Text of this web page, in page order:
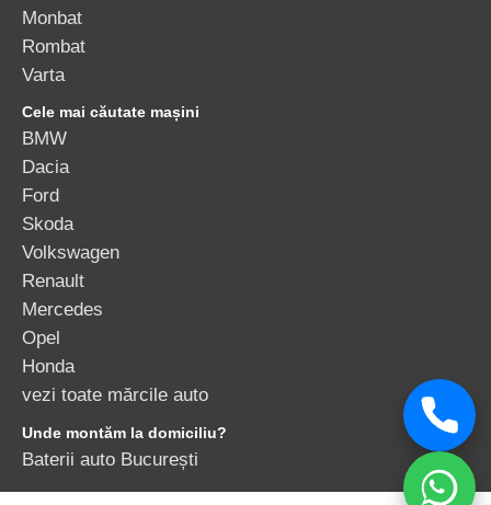
Monbat
Rombat
Varta
Cele mai căutate mașini
BMW
Dacia
Ford
Skoda
Volkswagen
Renault
Mercedes
Opel
Honda
vezi toate mărcile auto
Unde montăm la domiciliu?
Baterii auto București